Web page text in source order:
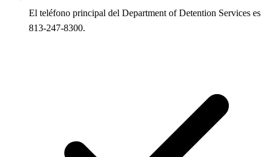
El teléfono principal del Department of Detention Services es
813-247-8300.